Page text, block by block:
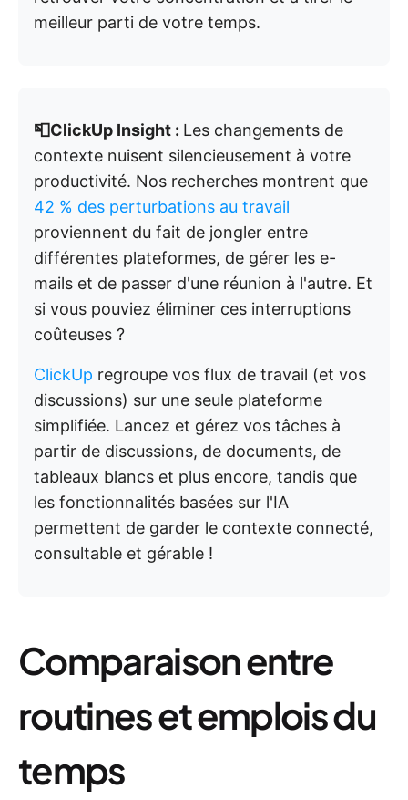
meilleur parti de votre temps.
📮ClickUp Insight : Les changements de
contexte nuisent silencieusement à votre
productivité. Nos recherches montrent que
42 % des perturbations au travail
proviennent du fait de jongler entre
différentes plateformes, de gérer les e-
mails et de passer d'une réunion à l'autre. Et
si vous pouviez éliminer ces interruptions
coûteuses ?
ClickUp regroupe vos flux de travail (et vos
discussions) sur une seule plateforme
simplifiée. Lancez et gérez vos tâches à
partir de discussions, de documents, de
tableaux blancs et plus encore, tandis que
les fonctionnalités basées sur l'IA
permettent de garder le contexte connecté,
consultable et gérable !
Comparaison entre
routines et emplois du
temps